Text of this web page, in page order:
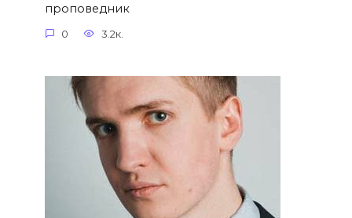
проповедник
0 3.2к.